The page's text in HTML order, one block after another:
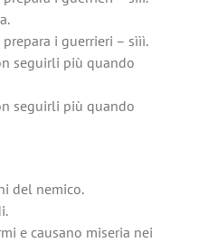
i guerrieri – sììì.
seguirli più quando
seguirli più quando
del nemico.
e causano miseria nei